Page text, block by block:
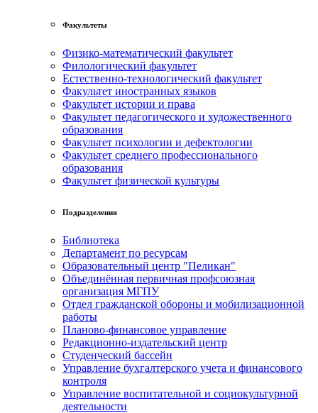
Факультеты
Физико-математический факультет
Филологический факультет
Естественно-технологический факультет
Факультет иностранных языков
Факультет истории и права
Факультет педагогического и художественного
образования
Факультет психологии и дефектологии
Факультет среднего профессионального
образования
Факультет физической культуры
Подразделения
Библиотека
Департамент по ресурсам
Образовательный центр "Пеликан"
Объединённая первичная профсоюзная
организация МГПУ
Отдел гражданской обороны и мобилизационной
работы
Планово-финансовое управление
Редакционно-издательский центр
Студенческий бассейн
Управление бухгалтерского учета и финансового
контроля
Управление воспитательной и социокультурной
деятельности